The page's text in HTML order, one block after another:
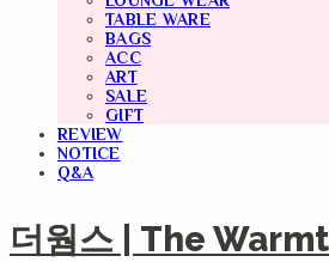
TABLE WARE
BAGS
ACC
ART
SALE
GIFT
REVIEW
NOTICE
Q&A
더웜스 | The